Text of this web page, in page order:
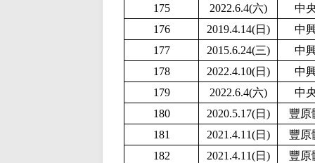
175
2022.6.4(六)
中
176
2019.4.14(日)
中
177
2015.6.24(三)
中
178
2022.4.10(日)
中
179
2022.6.4(六)
中
180
2020.5.17(日)
豐原
181
2021.4.11(日)
豐原
182
2021.4.11(日)
豐原